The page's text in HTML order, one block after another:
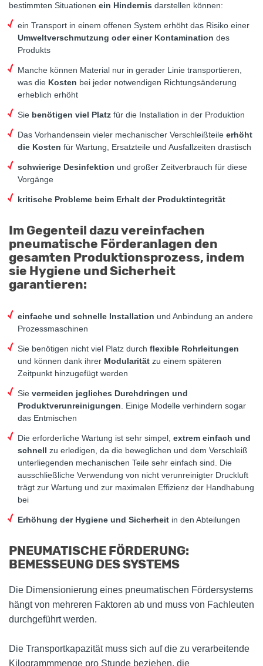
bestimmten Situationen ein Hindernis darstellen können:
ein Transport in einem offenen System erhöht das Risiko einer
Umweltverschmutzung oder einer Kontamination des
Produkts
Manche können Material nur in gerader Linie transportieren,
was die Kosten bei jeder notwendigen Richtungsänderung
erheblich erhöht
Sie benötigen viel Platz für die Installation in der Produktion
Das Vorhandensein vieler mechanischer Verschleißteile erhöht
die Kosten für Wartung, Ersatzteile und Ausfallzeiten drastisch
schwierige Desinfektion und großer Zeitverbrauch für diese
Vorgänge
kritische Probleme beim Erhalt der Produktintegrität
Im Gegenteil dazu vereinfachen
pneumatische Förderanlagen den
gesamten Produktionsprozess, indem
sie Hygiene und Sicherheit
garantieren:
einfache und schnelle Installation und Anbindung an andere
Prozessmaschinen
Sie benötigen nicht viel Platz durch flexible Rohrleitungen
und können dank ihrer Modularität zu einem späteren
Zeitpunkt hinzugefügt werden
Sie vermeiden jegliches Durchdringen und
Produktverunreinigungen . Einige Modelle verhindern sogar
das Entmischen
Die erforderliche Wartung ist sehr simpel, extrem einfach und
schnell zu erledigen, da die beweglichen und dem Verschleiß
unterliegenden mechanischen Teile sehr einfach sind. Die
ausschließliche Verwendung von nicht verunreinigter Druckluft
trägt zur Wartung und zur maximalen Effizienz der Handhabung
bei
Erhöhung der Hygiene und Sicherheit in den Abteilungen
PNEUMATISCHE FÖRDERUNG:
BEMESSEUNG DES SYSTEMS
Die Dimensionierung eines pneumatischen Fördersystems
hängt von mehreren Faktoren ab und muss von Fachleuten
durchgeführt werden.
Die Transportkapazität muss sich auf die zu verarbeitende
Kilogrammmenge pro Stunde beziehen. die